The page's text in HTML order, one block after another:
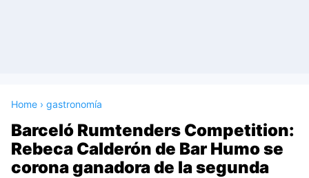
Home › gastronomía
Barceló Rumtenders Competition:
Rebeca Calderón de Bar Humo se
corona ganadora de la segunda